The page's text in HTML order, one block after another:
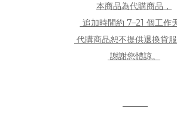
本商品為代購商品，
追加時間約 7–21 個工作天
代購商品恕不提供退換貨服
謝謝您體諒。
———